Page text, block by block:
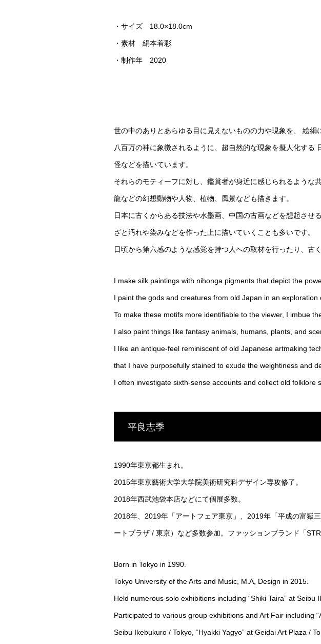
・サイズ 18.0×18.0cm
・素材 絹本着彩
・制作年 2020
世の中のありとあらゆる目に見えないものの力や現象を、 絵絹
八百万の神に象徴されるように、超自然的な現象を擬人化す
怪などを描いています。
それらのモティーフに対し、鑑賞者が身近に感じられるような
龍などの幻想動物や人物、植物、風景なども描きます。
日本に古くからある技法や水墨画、中国の古画などを想起さ
ざと汚れや染みなどを作った上に描いていくことも多いです。
日頃から第六感のような感覚を持つ人への取材を行ったり、古
I make silk paintings with nihonga pigments that depict the
I paint the gods and creatures from old Japan in an
To make these motifs more identifiable to the viewer, I imbue
I also paint things like fantasy animals, humans, plants, and
I like an antique-feel reminiscent of old Japanese artmaking
that I have purposefully stained to exude the weightiness and
I often investigate sixth-sense accounts and collect old folklore
平良志季
1990年東京都生まれ。
2015年東京藝術大学大学院美術研究科デザイン専攻修了。
2018年西武池袋本店などにて個展多数。
2018年、2019年「アートフェア東京」、2019年「平成の富嶽
ートプラザ / 東京）など多数参加。ファッションブランド「
Born in Tokyo in 1990.
Tokyo University of the Arts and Music, M.A, Design in 2015.
Held numerous solo exhibitions including “Shiki Taira” at Seibu
Participated to various group exhibitions and Art Fair including
Seibu Ikebukuro / Tokyo, “Hyakki Yagyo” at Geidai Art Plaza /